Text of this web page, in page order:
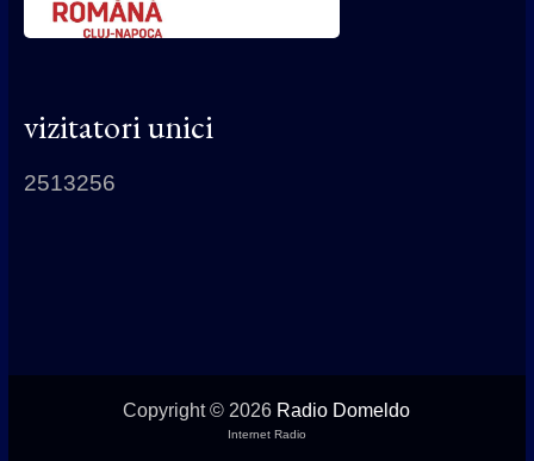
vizitatori unici
2513256
Copyright © 2026 Radio Domeldo
Internet Radio